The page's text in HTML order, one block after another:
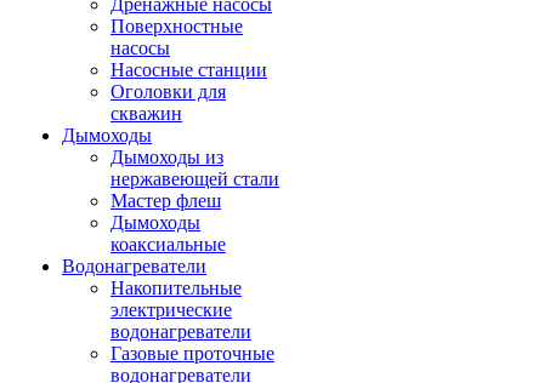
Дренажные насосы
Поверхностные
насосы
Насосные станции
Оголовки для
скважин
Дымоходы
Дымоходы из
нержавеющей стали
Мастер флеш
Дымоходы
коаксиальные
Водонагреватели
Накопительные
электрические
водонагреватели
Газовые проточные
водонагреватели